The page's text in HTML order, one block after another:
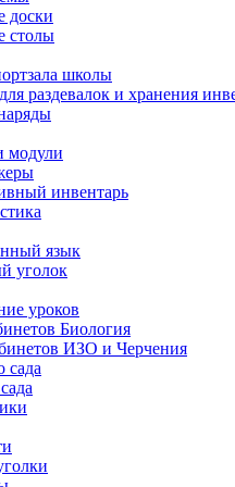
доски
столы
школы
раздевалок и хранения
модули
инвентарь
язык
уголок
уроков
Биология
ИЗО и Черчения
сада